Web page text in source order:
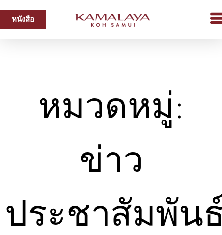
หนังสือ
หมวดหมู่:
ข่าว
ประชาสัมพัน